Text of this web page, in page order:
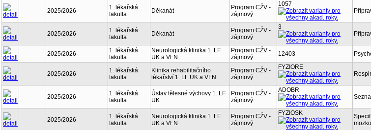
2025/2026
1. lékařská
fakulta
Děkanát
Program CŽV -
zájmový
1057
2025/2026
1. lékařská
fakulta
Děkanát
Program CŽV -
zájmový
3
2025/2026
1. lékařská
fakulta
Neurologická klinika 1. LF
UK a VFN
Program CŽV -
zájmový
12403
2025/2026
1. lékařská
fakulta
Klinika rehabilitačního
lékařství 1. LF UK a VFN
Program CŽV -
zájmový
FYZIORE
2025/2026
1. lékařská
fakulta
Ústav tělesné výchovy 1. LF
UK
Program CŽV -
zájmový
ADOBR
2025/2026
1. lékařská
fakulta
Neurologická klinika 1. LF
UK a VFN
Program CŽV -
zájmový
FYZIOSK